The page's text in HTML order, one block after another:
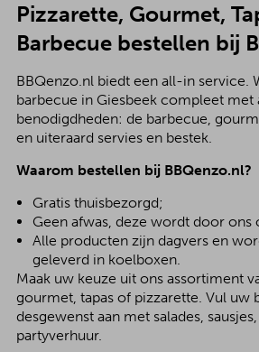
Pizzarette, Gourmet,
Barbecue bestellen bij
BBQenzo.nl biedt een all-in service.
barbecue in Giesbeek compleet met
benodigdheden: de barbecue,
en uiteraard servies en bestek.
Waarom bestellen bij BBQenzo.nl?
Gratis thuisbezorgd;
Geen afwas, deze wordt door ons
Alle producten zijn dagvers en
geleverd in koelboxen.
Maak uw keuze uit ons assortiment
gourmet, tapas of pizzarette. Vul uw
desgewenst aan met salades,
partyverhuur.